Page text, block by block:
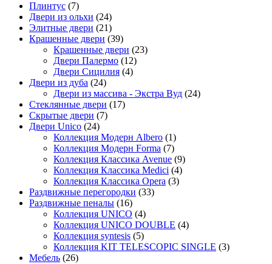
Плинтус (7)
Двери из ольхи (24)
Элитные двери (21)
Крашенные двери (39)
Крашенные двери (23)
Двери Палермо (12)
Двери Сицилия (4)
Двери из дуба (24)
Двери из массива - Экстра Вуд (24)
Стеклянные двери (17)
Скрытые двери (7)
Двери Unico (24)
Коллекция Модерн Albero (1)
Коллекция Модерн Forma (7)
Коллекция Классика Avenue (9)
Коллекция Классика Medici (4)
Коллекция Классика Opera (3)
Раздвижные перегородки (33)
Раздвижные пеналы (16)
Коллекция UNICO (4)
Коллекция UNICO DOUBLE (4)
Коллекция syntesis (5)
Коллекция KIT TELESCOPIC SINGLE (3)
Мебель (26)